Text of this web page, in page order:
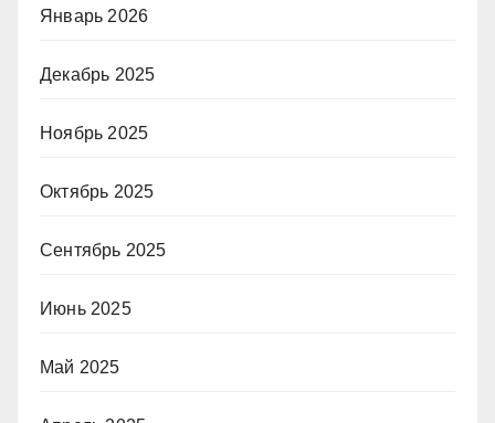
Январь 2026
Декабрь 2025
Ноябрь 2025
Октябрь 2025
Сентябрь 2025
Июнь 2025
Май 2025